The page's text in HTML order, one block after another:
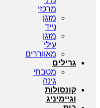
מרכזי
מזגן
נייד
מזגן
עילי
מאווררים
גרילים
מטבחי
גינה
קונסולות
וגיימיניג